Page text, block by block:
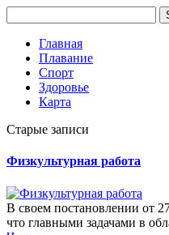
Главная
Плавание
Спорт
Здоровье
Карта
Старые записи
Физкультурная работа
В своем постановлении от
что главными задачами в